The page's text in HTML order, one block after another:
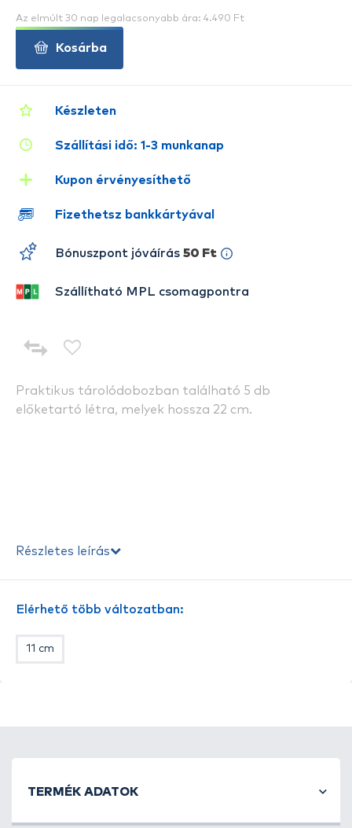
Praktikus tárolódobozban található 5 db
előketartó létra, melyek hossza 22 cm.
Részletes leírás
Elérhető több változatban:
11 cm
Készleten
Szállítási idő: 1-3 munkanap
Kupon érvényesíthető
Fizethetsz bankkártyával
Bónuszpont jóváírás 50 Ft
Szállítható MPL csomagpontra
Az elmúlt 30 nap legalacsonyabb ára: 4.490 Ft
Kosárba
TERMÉK ADATOK